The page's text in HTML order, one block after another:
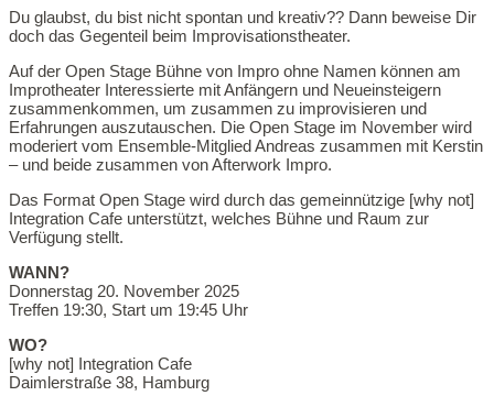
Du glaubst, du bist nicht spontan und kreativ?? Dann beweise Dir
doch das Gegenteil beim Improvisationstheater.
Auf der Open Stage Bühne von Impro ohne Namen können am
Improtheater Interessierte mit Anfängern und Neueinsteigern
zusammenkommen, um zusammen zu improvisieren und
Erfahrungen auszutauschen. Die Open Stage im November wird
moderiert vom Ensemble-Mitglied Andreas zusammen mit Kerstin
– und beide zusammen von Afterwork Impro.
Das Format Open Stage wird durch das gemeinnützige [why not]
Integration Cafe unterstützt, welches Bühne und Raum zur
Verfügung stellt.
WANN?
Donnerstag 20. November 2025
Treffen 19:30, Start um 19:45 Uhr
WO?
[why not] Integration Cafe
Daimlerstraße 38, Hamburg